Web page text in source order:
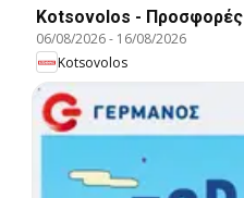
Kotsovolos - Προσφορές
06/08/2026- 16/08/2026
Kotsovolos